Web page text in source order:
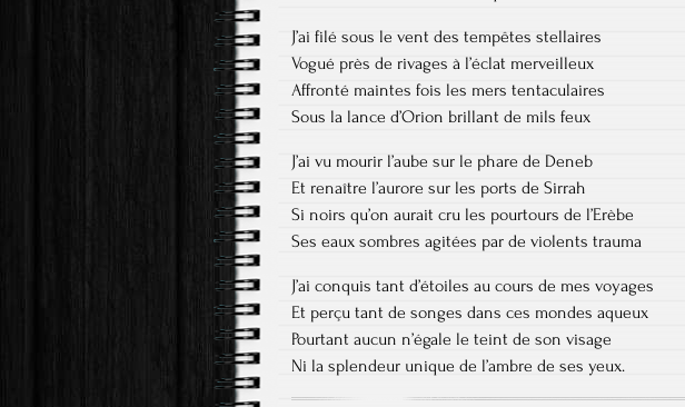
J’ai filé sous le vent des tempêtes stellaires
Vogué près de rivages à l’éclat merveilleux
Affronté maintes fois les mers tentaculaires
Sous la lance d’Orion brillant de mils feux
J’ai vu mourir l’aube sur le phare de Deneb
Et renaître l’aurore sur les ports de Sirrah
Si noirs qu’on aurait cru les pourtours de l’Erèbe
Ses eaux sombres agitées par de violents trauma
J’ai conquis tant d’étoiles au cours de mes voyages
Et perçu tant de songes dans ces mondes aqueux
Pourtant aucun n’égale le teint de son visage
Ni la splendeur unique de l’ambre de ses yeux.